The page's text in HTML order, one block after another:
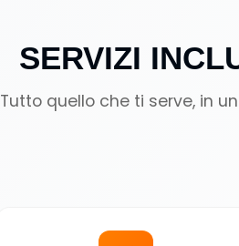
SERVIZI
Tutto quello che ti serve, in